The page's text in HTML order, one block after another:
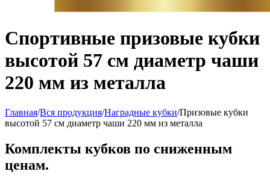
Спортивные призовые кубки
высотой 57 см диаметр чаши
220 мм из металла
Главная/Вся продукция/Наградные кубки/Призовые кубки
высотой 57 см диаметр чаши 220 мм из металла
Комплекты кубков по сниженным
ценам.